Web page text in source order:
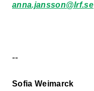
anna.jansson@lrf.se
--
Sofia Weimarck